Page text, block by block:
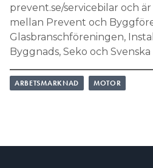
prevent.se/servicebilar och
mellan Prevent och
Glasbranschföreningen,
Byggnads, Seko och
ARBETSMARKNAD MOTOR